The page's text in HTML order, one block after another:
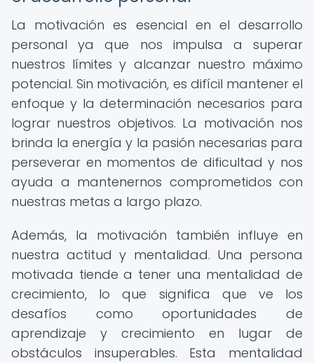
La motivación es esencial en el desarrollo
personal ya que nos impulsa a superar
nuestros límites y alcanzar nuestro máximo
potencial. Sin motivación, es difícil mantener el
enfoque y la determinación necesarios para
lograr nuestros objetivos. La motivación nos
brinda la energía y la pasión necesarias para
perseverar en momentos de dificultad y nos
ayuda a mantenernos comprometidos con
nuestras metas a largo plazo.
Además, la motivación también influye en
nuestra actitud y mentalidad. Una persona
motivada tiende a tener una mentalidad de
crecimiento, lo que significa que ve los
desafíos como oportunidades de
aprendizaje y crecimiento en lugar de
obstáculos insuperables. Esta mentalidad